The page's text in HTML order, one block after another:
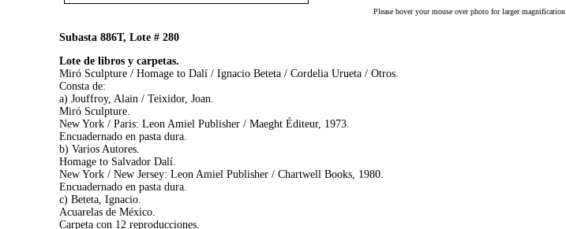
Please hover your mouse over photo for larger magnification
Subasta 886T, Lote # 280
Lote de libros y carpetas.
Miró Sculpture / Homage to Dalí / Ignacio Beteta / Cordelia Urueta / Otros.
Consta de:
a) Jouffroy, Alain / Teixidor, Joan.
Miró Sculpture.
New York / Paris: Leon Amiel Publisher / Maeght Éditeur, 1973.
Encuadernado en pasta dura.
b) Varios Autores.
Homage to Salvador Dalí.
New York / New Jersey: Leon Amiel Publisher / Chartwell Books, 1980.
Encuadernado en pasta dura.
c) Beteta, Ignacio.
Acuarelas de México.
Carpeta con 12 reproducciones.